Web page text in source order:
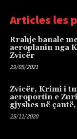
Articles les
Rrahje banale
aeroplanin nga
Zvicër
29/05/2021
Zvicër, Krimi i
aeroportin e
gjyshes në
25/11/2020